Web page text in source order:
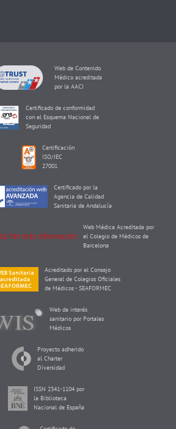
Web de Contenido
Médico acreditada
por la AACI
Certificado de conformidad
con el Esquema Nacional de
Seguridad
Certificación
ISO/IEC
27001
Certificado por la
Agencia de Calidad
Sanitaria de Andalucía
Web Médica Acreditada por
el Colegio de Médicos de
Barcelona
Acreditado por el Consejo
General de Colegios Oficiales
de Médicos - SEAFORMEC
Web de interés
sanitario por Portales
Médicos
Proyecto adherido
al Charter
Diversidad
ISSN 2341-1104 por
la Biblioteca
Nacional de España